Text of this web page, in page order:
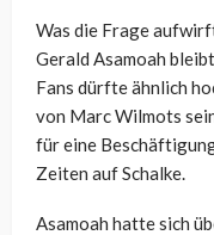
Was die Frage
Gerald Asamoah
Fans dürfte ähnlich
von Marc Wilmots
für eine
Zeiten auf Schalke.
Asamoah hatte sich